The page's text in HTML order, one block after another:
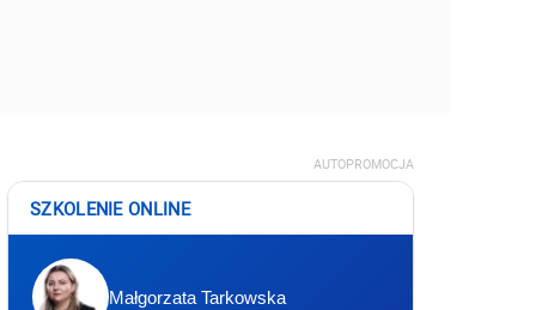
AUTOPROMOCJA
SZKOLENIE ONLINE
Małgorzata Tarkowska